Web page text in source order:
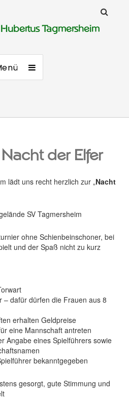
Tagmersheim
der Elfer
lädt uns recht herzlich zur „Nacht
SV Tagmersheim
ohne Schienbeinschoner, bei
und der Spaß nicht zu kurz
– dafür dürfen die Frauen aus 8
erhalten Geldpreise
eine Mannschaft antreten
Angabe eines Spielführers sowie
bekanntgegeben
gesorgt, gute Stimmung und